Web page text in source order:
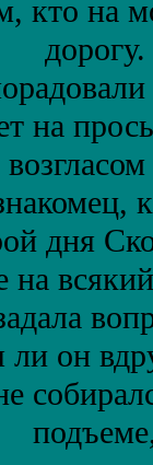
кто на
дорогу.
на
дня
ли он